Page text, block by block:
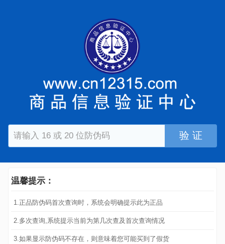
验 证
温馨提示：
1.正品防伪码首次查询时，系统会明确提示此为正品
2.多次查询,系统提示当前为第几次查及首次查询情况
3.如果显示防伪码不存在，则意味着您可能买到了假货